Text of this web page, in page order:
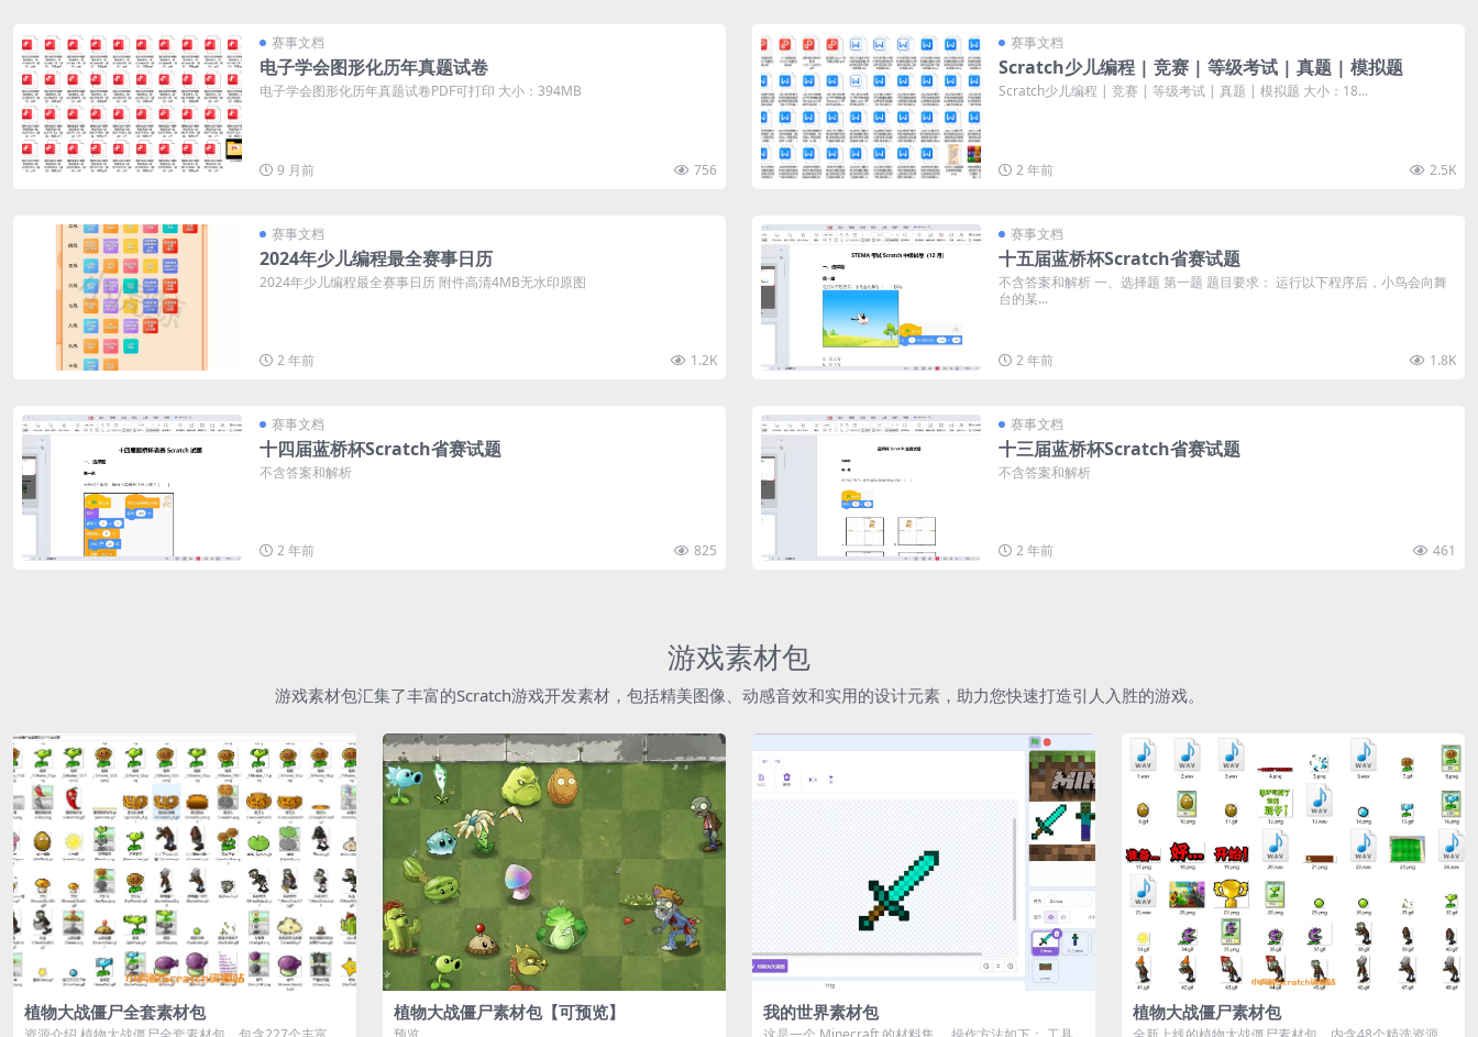
赛事文档
电子学会图形化历年真题试卷
电子学会图形化历年真题试卷PDF可打印 大小：394MB
9 月前 756
赛事文档
Scratch少儿编程 | 竞赛 | 等级考试 | 真题 | 模拟题
Scratch少儿编程 | 竞赛 | 等级考试 | 真题 | 模拟题 大小：18...
2 年前 2.5K
赛事文档
2024年少儿编程最全赛事日历
2024年少儿编程最全赛事日历 附件高清4MB无水印原图
2 年前 1.2K
赛事文档
十五届蓝桥杯Scratch省赛试题
不含答案和解析 一、选择题 第一题 题目要求： 运行以下程序后，小鸟会向舞
台的某...
2 年前 1.8K
赛事文档
十四届蓝桥杯Scratch省赛试题
不含答案和解析
2 年前 825
赛事文档
十三届蓝桥杯Scratch省赛试题
不含答案和解析
2 年前 461
游戏素材包
游戏素材包汇集了丰富的Scratch游戏开发素材，包括精美图像、动感音效和实用的设计元素，助力您快速打造引人入胜的游戏。
植物大战僵尸全套素材包 植物大战僵尸素材包【可预览】 我的世界素材包 植物大战僵尸素材包